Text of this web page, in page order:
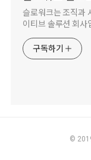
슬로워크는 조직과
이티브 솔루션 회사
구독하기
©